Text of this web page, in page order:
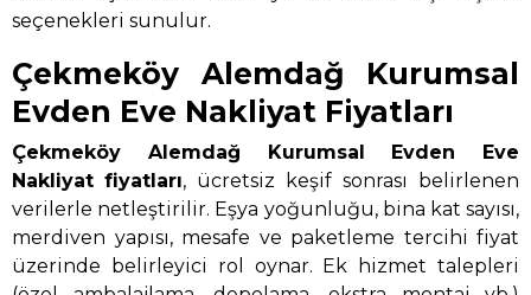
seçenekleri sunulur.
Çekmeköy Alemdağ Kurumsal
Evden Eve Nakliyat Fiyatları
Çekmeköy Alemdağ Kurumsal Evden Eve
Nakliyat fiyatları, ücretsiz keşif sonrası belirlenen
verilerle netleştirilir. Eşya yoğunluğu, bina kat sayısı,
merdiven yapısı, mesafe ve paketleme tercihi fiyat
üzerinde belirleyici rol oynar. Ek hizmet talepleri